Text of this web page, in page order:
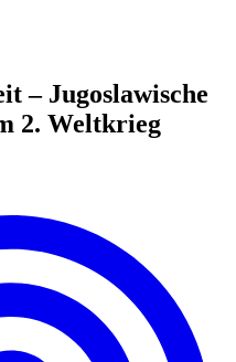
– Jugoslawische
2. Weltkrieg